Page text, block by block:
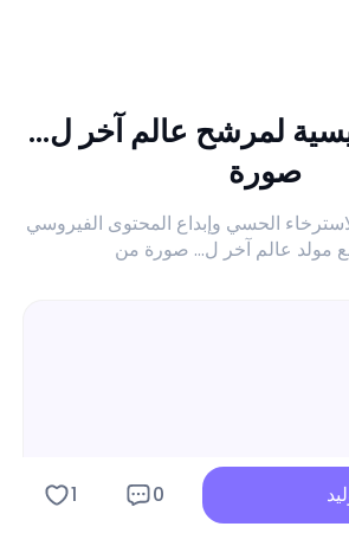
لمرشح عالم آخر ل...
صورة
الحسي وإبداع المحتوى الفيروسي
1 0